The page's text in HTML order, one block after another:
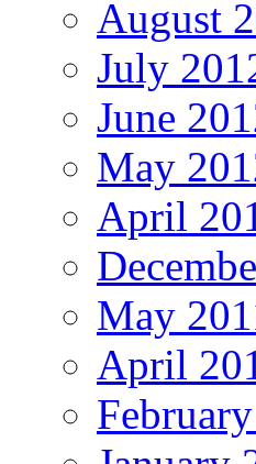
August
July
June
May
April
May
April